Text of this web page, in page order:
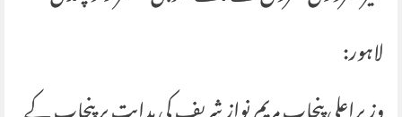
لاہور: